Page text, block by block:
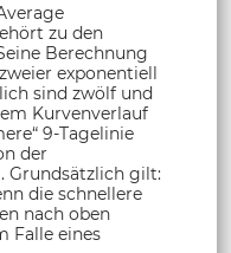
zu den
Berechnung
exponentiell
sind zwölf und
Kurvenverlauf
9-Tagelinie
der
Grundsätzlich gilt:
die schnellere
nach oben
Falle eines